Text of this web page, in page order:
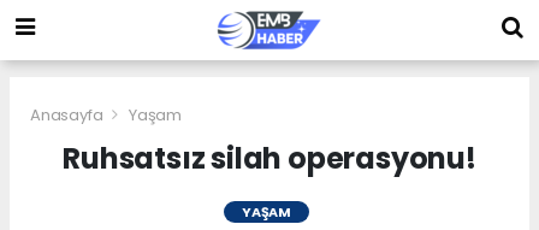
Anasayfa Yaşam
Ruhsatsız silah operasyonu!
YAŞAM